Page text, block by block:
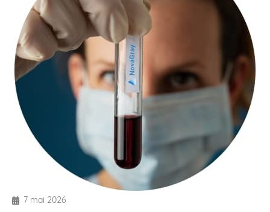
7 mai 2026